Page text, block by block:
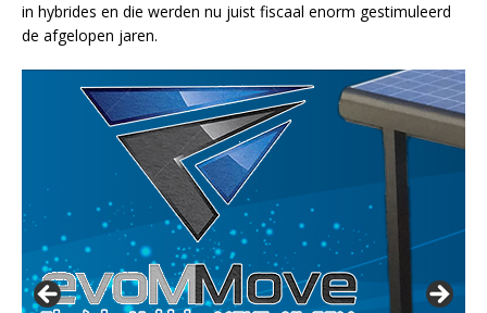
in hybrides en die werden nu juist fiscaal enorm gestimuleerd
de afgelopen jaren.